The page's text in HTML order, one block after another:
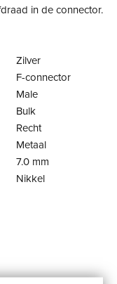
in de connector.
Zilver
F-connector
Male
Bulk
Recht
Metaal
7.0 mm
Nikkel